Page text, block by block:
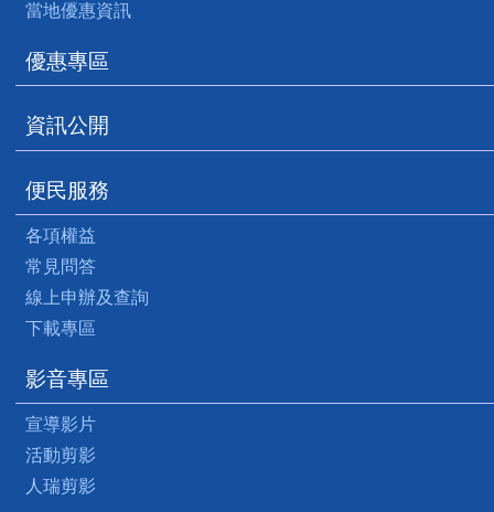
當地優惠資訊
優惠專區
資訊公開
便民服務
各項權益
常見問答
線上申辦及查詢
下載專區
影音專區
宣導影片
活動剪影
人瑞剪影